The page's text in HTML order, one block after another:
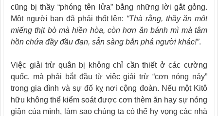
cũng bị thầy “phóng tên lửa” bằng những lời gắt gỏng.
Một người bạn đã phải thốt lên: “Thà rằng, thầy ăn một
miếngthịt bò mà hiền hòa, còn hơn ăn bánh mì mà tâm
hồn chứa đầy đầu đạn, sẵn sàng bắn phá người khác!”.
Việc giải trừ quân bị không chỉ cần thiết ở các cường
quốc, mà phải bắt đầu từ việc giải trừ “cơn nóng nảy”
trong gia đình và sự đố kỵ nơi cộng đoàn. Nếu một Kitô
hữu không thể kiểm soát được cơn thèm ăn hay sự nóng
giận của mình, làm sao chúng ta có thể hy vọng các nhà